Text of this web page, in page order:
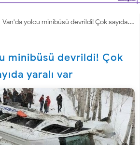
Van'da yolcu minibüsü devrildi! Çok sayıda yaralı var
minibüsü devrildi! Çok
yaralı var